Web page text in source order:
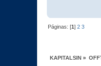
Páginas: [1]2 3
KAPITALSIN »